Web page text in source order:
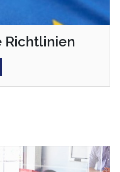
Richtlinien